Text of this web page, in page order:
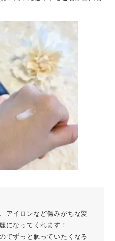
アイロンなど傷みがちな髪
になってくれます！
でずっと触っていたくなる